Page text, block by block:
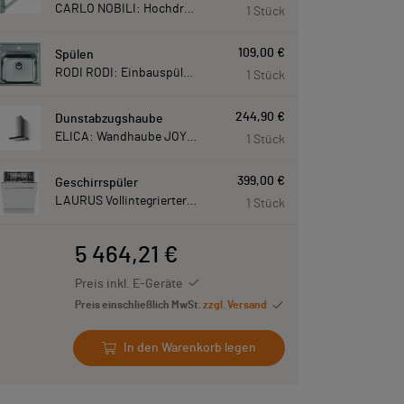
CARLO NOBILI: Hochdruck- Einhebelmischbatterie Blue, Mischbatterie verchromt 17770 1 Stück
Spülen
RODI RODI: Einbauspüle New Manaus, Edelstahl 87207
109,00 €
1 Stück
Dunstabzugshaube
ELICA: Wandhaube JOYE 60-A,600 mm breit Edelstahl JOYE60A
244,90 €
1 Stück
Geschirrspüler
LAURUS Vollintegrierter Geschirrspüler LSV60-4, 4 Programme, 815 mm hoch LSV604
399,00 €
1 Stück
5 464,21 €
Preis inkl. E-Geräte
Preis einschließlich MwSt. zzgl. Versand
In den Warenkorb legen